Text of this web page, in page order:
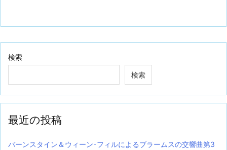
検索
検索
最近の投稿
バーンスタイン＆ウィーン･フィルによるブラームスの交響曲第3